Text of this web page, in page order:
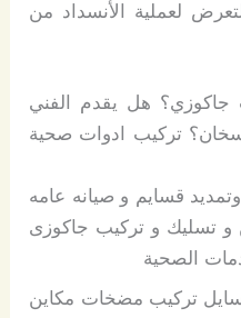
لعملية الأنسداد من
هل يقدم الفني
تركيب ادوات صحية
قسايم و صيانه عامه
و تسليك و تركيب جاكوزى
الصحية
تركيب مضخات مكاين